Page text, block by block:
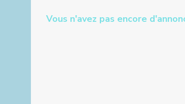
Vous n'avez pas encore